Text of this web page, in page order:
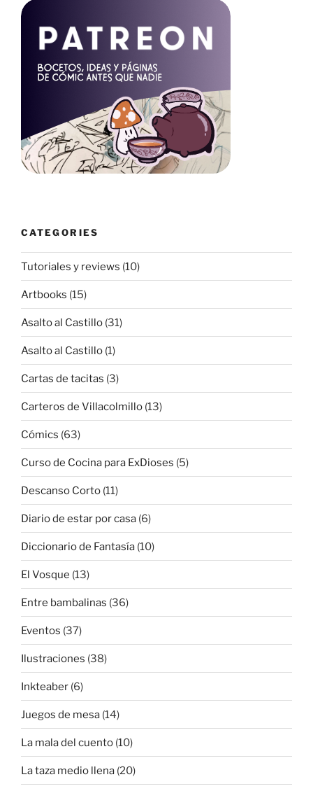
CATEGORIES
Tutoriales y reviews (10)
Artbooks (15)
Asalto al Castillo (31)
Asalto al Castillo (1)
Cartas de tacitas (3)
Carteros de Villacolmillo (13)
Cómics (63)
Curso de Cocina para ExDioses (5)
Descanso Corto (11)
Diario de estar por casa (6)
Diccionario de Fantasía (10)
El Vosque (13)
Entre bambalinas (36)
Eventos (37)
Ilustraciones (38)
Inkteaber (6)
Juegos de mesa (14)
La mala del cuento (10)
La taza medio llena (20)